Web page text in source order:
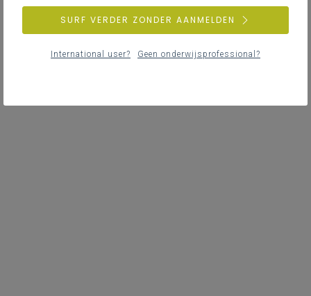
SURF VERDER ZONDER AANMELDEN
International user? Geen onderwijsprofessional?